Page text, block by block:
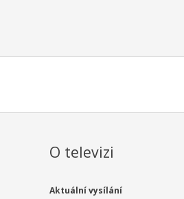
O televizi
Aktuální vysílání